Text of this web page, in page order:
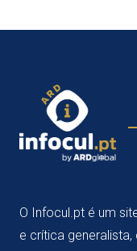
O Infocul.pt é um
e crítica